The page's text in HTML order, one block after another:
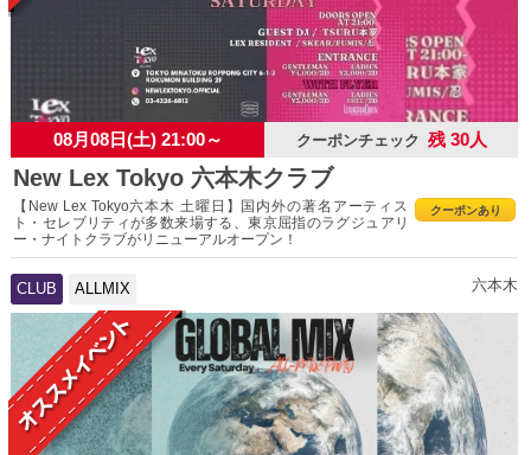
08月08日(土) 21:00～ クーポンチェック 残 30人
New Lex Tokyo 六本木クラブ
クーポンあり
【New Lex Tokyo六本木 土曜日】国内外の著名アーティス
ト・セレブリティが多数来場する、東京屈指のラグジュアリ
ー・ナイトクラブがリニューアルオープン！
CLUB ALLMIX 六本木